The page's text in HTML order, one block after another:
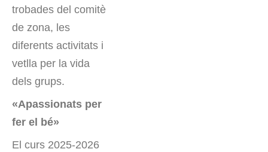
trobades del comitè
de zona, les
diferents activitats i
vetlla per la vida
dels grups.
«Apassionats per
fer el bé»
El curs 2025-2026